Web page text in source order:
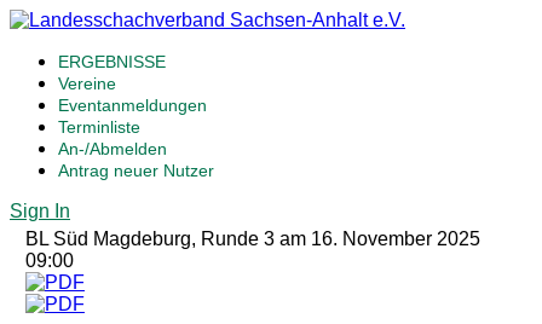
ERGEBNISSE
Vereine
Eventanmeldungen
Terminliste
An-/Abmelden
Antrag neuer Nutzer
Sign In
BL Süd Magdeburg, Runde 3 am 16. November 2025
09:00